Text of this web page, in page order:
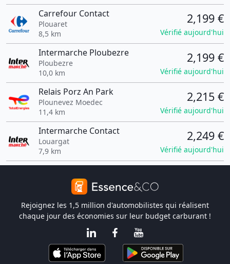
Carrefour Contact
Plouaret
8,5 km
2,199 €
Vérifié aujourd'hui
Intermarche Ploubezre
Ploubezre
10,0 km
2,199 €
Vérifié aujourd'hui
Relais Porz An Park
Plounevez Moedec
11,4 km
2,215 €
Vérifié aujourd'hui
Intermarche Contact
Louargat
7,9 km
2,249 €
Vérifié aujourd'hui
Rejoignez les 1,5 million d'automobilistes qui réalisent
chaque jour des économies sur leur budget carburant !